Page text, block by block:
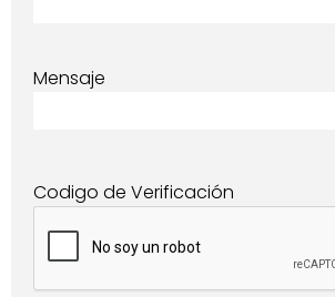
Mensaje
Codigo de Verificación